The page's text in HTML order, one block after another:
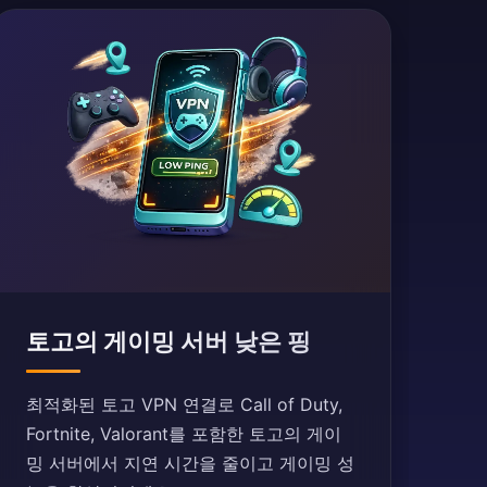
토고의 게이밍 서버 낮은 핑
최적화된 토고 VPN 연결로 Call of Duty,
Fortnite, Valorant를 포함한 토고의 게이
밍 서버에서 지연 시간을 줄이고 게이밍 성